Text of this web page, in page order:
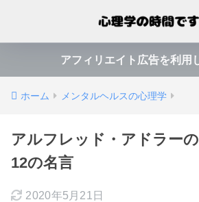
アフィリエイト広告を利用
ホーム メンタルヘルスの心理学
アルフレッド・アドラー
12の名言
2020年5月21日